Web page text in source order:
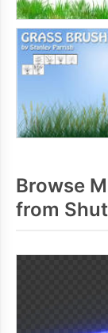
Browse
from